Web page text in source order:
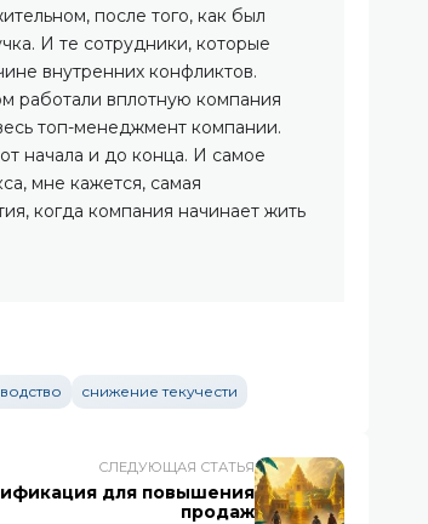
после того, как был
И те сотрудники, которые
внутренних конфликтов.
работали вплотную компания
топ-менеджмент компании.
начала и до конца. И самое
мне кажется, самая
когда компания начинает жить
снижение текучести
СЛЕДУЮЩАЯ СТАТЬЯ
для повышения
продаж